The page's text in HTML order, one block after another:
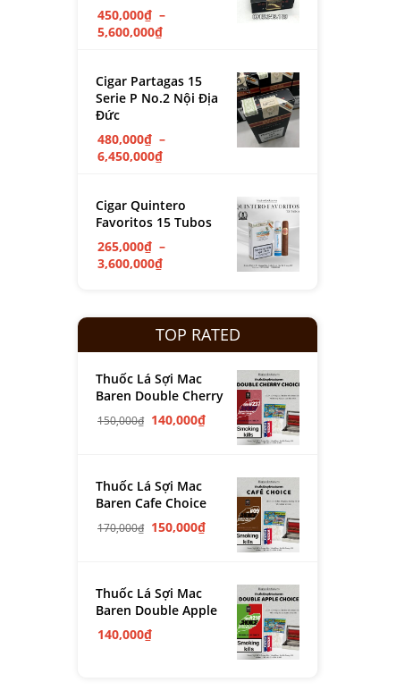
450,000₫ –
5,600,000₫
Cigar Partagas 15
Serie P No.2 Nội Địa
Đức
480,000₫ –
6,450,000₫
Cigar Quintero
Favoritos 15 Tubos
265,000₫ –
3,600,000₫
TOP RATED
Thuốc Lá Sợi Mac
Baren Double Cherry
150,000₫ 140,000₫
Thuốc Lá Sợi Mac
Baren Cafe Choice
170,000₫ 150,000₫
Thuốc Lá Sợi Mac
Baren Double Apple
140,000₫